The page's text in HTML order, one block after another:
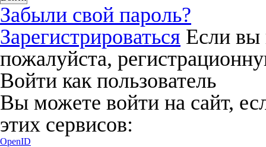
Забыли свой пароль?
Зарегистрироваться Если вы
пожалуйста,
Войти как пользователь
Вы можете войти на сайт,
этих сервисов:
OpenID